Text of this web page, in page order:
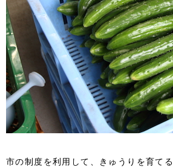
市の制度を利用して、きゅうりを育て